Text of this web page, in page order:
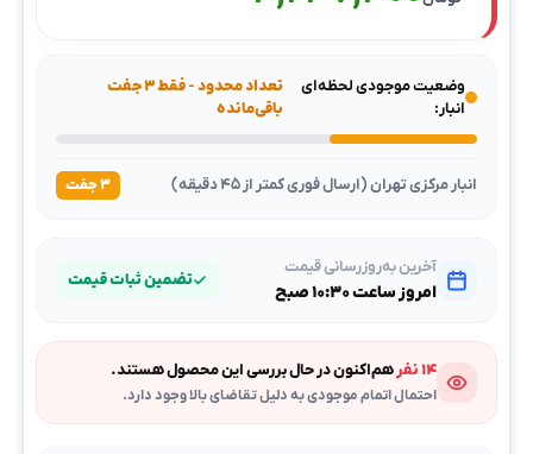
وضعیت موجودی لحظه‌ای
انبار:
تعداد محدود - فقط ۳ جفت
باقی‌مانده
انبار مرکزی تهران (ارسال فوری کمتر از ۴۵ دقیقه) ۳ جفت
آخرین به‌روزرسانی قیمت
امروز ساعت ۱۰:۳۰ صبح
تضمین ثبات قیمت
۱۴ نفر هم‌اکنون در حال بررسی این محصول هستند.
احتمال اتمام موجودی به دلیل تقاضای بالا وجود دارد.